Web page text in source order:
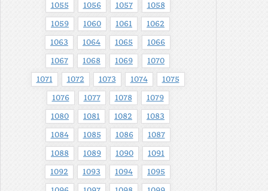
1055 1056 1057 1058
1059 1060 1061 1062
1063 1064 1065 1066
1067 1068 1069 1070
1071 1072 1073 1074 1075
1076 1077 1078 1079
1080 1081 1082 1083
1084 1085 1086 1087
1088 1089 1090 1091
1092 1093 1094 1095